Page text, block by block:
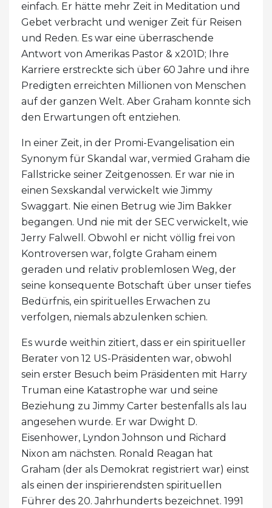
einfach. Er hätte mehr Zeit in Meditation und
Gebet verbracht und weniger Zeit für Reisen
und Reden. Es war eine überraschende
Antwort von Amerikas Pastor & x201D; Ihre
Karriere erstreckte sich über 60 Jahre und ihre
Predigten erreichten Millionen von Menschen
auf der ganzen Welt. Aber Graham konnte sich
den Erwartungen oft entziehen.
In einer Zeit, in der Promi-Evangelisation ein
Synonym für Skandal war, vermied Graham die
Fallstricke seiner Zeitgenossen. Er war nie in
einen Sexskandal verwickelt wie Jimmy
Swaggart. Nie einen Betrug wie Jim Bakker
begangen. Und nie mit der SEC verwickelt, wie
Jerry Falwell. Obwohl er nicht völlig frei von
Kontroversen war, folgte Graham einem
geraden und relativ problemlosen Weg, der
seine konsequente Botschaft über unser tiefes
Bedürfnis, ein spirituelles Erwachen zu
verfolgen, niemals abzulenken schien.
Es wurde weithin zitiert, dass er ein spiritueller
Berater von 12 US-Präsidenten war, obwohl
sein erster Besuch beim Präsidenten mit Harry
Truman eine Katastrophe war und seine
Beziehung zu Jimmy Carter bestenfalls als lau
angesehen wurde. Er war Dwight D.
Eisenhower, Lyndon Johnson und Richard
Nixon am nächsten. Ronald Reagan hat
Graham (der als Demokrat registriert war) einst
als einen der inspirierendsten spirituellen
Führer des 20. Jahrhunderts bezeichnet. 1991